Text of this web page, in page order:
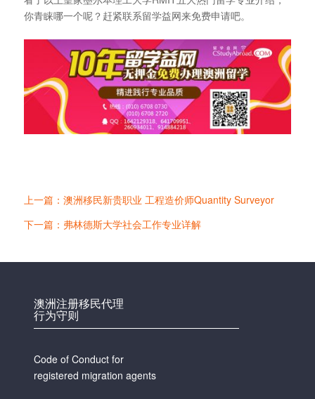
你青睐哪一个呢？赶紧联系留学益网来免费申请吧。
上一篇：澳洲移民新贵职业 工程造价师Quantity Surveyor
下一篇：弗林德斯大学社会工作专业详解
澳洲注册移民代理
行为守则
Code of Conduct for
registered migration agents